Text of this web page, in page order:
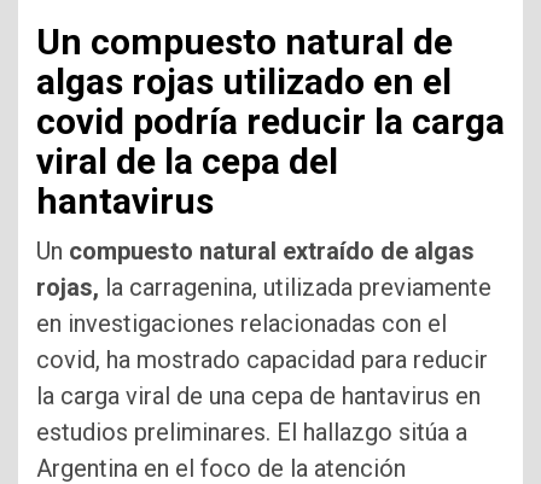
Un compuesto natural de
algas rojas utilizado en el
covid podría reducir la carga
viral de la cepa del
hantavirus
Un compuesto natural extraído de algas
rojas, la carragenina, utilizada previamente
en investigaciones relacionadas con el
covid, ha mostrado capacidad para reducir
la carga viral de una cepa de hantavirus en
estudios preliminares. El hallazgo sitúa a
Argentina en el foco de la atención